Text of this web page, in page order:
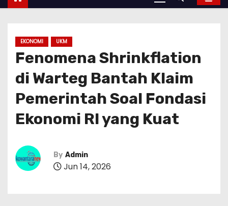
EKONOMI UKM
Fenomena Shrinkflation
di Warteg Bantah Klaim
Pemerintah Soal Fondasi
Ekonomi RI yang Kuat
By Admin
Jun 14, 2026